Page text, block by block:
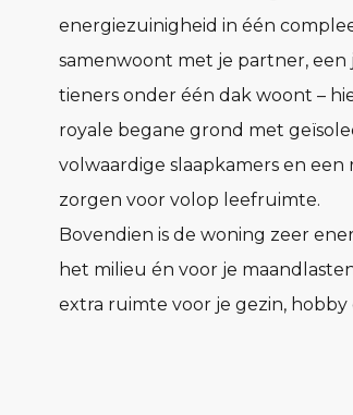
energiezuinigheid in één
samenwoont met je partner,
tieners onder één dak woont –
royale begane grond met
volwaardige slaapkamers en
zorgen voor volop leefruimte.
Bovendien is de woning zeer
het milieu én voor je
extra ruimte voor je gezin,